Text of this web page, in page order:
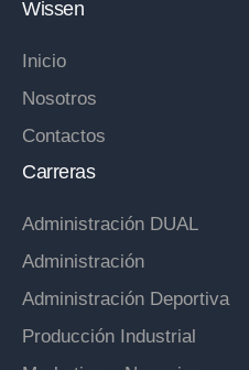
Wissen
Inicio
Nosotros
Contactos
Carreras
Administración DUAL
Administración
Administración Deportiva
Producción Industrial